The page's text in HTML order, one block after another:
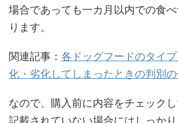
場合であっても一カ月以内での食
ります。
関連記事： 各ドッグフードのタイ
化・劣化してしまったときの判別
なので、購入前に内容をチェック
記載されていない場合にはしっか